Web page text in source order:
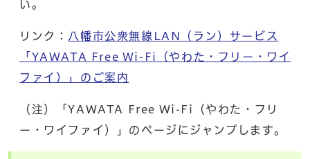
い。
リンク： 八幡市公衆無線LAN（ラン）サービス
「YAWATA Free Wi-Fi（やわた・フリー・ワイ
ファイ）」のご案内
（注）「YAWATA Free Wi-Fi（やわた・フリ
ー・ワイファイ）」のページにジャンプします。